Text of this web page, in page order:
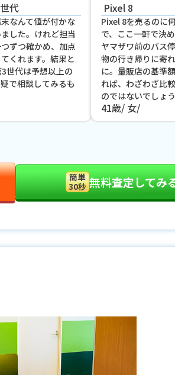
代
なんて値が付かな
した。けれど担当
ずつ確かめ、加点
くれます。結果と
世代は予想以上の
で相談してみるも
Pixel 8
Pixel 8を売るのに
で、ここ一軒で決
ヤマザワ前のバス
物の行き帰りに寄
に。量販店の基準
れば、わざわざ比
のではないでしょう
41歳 女
簡単
30秒 無料査定してみ